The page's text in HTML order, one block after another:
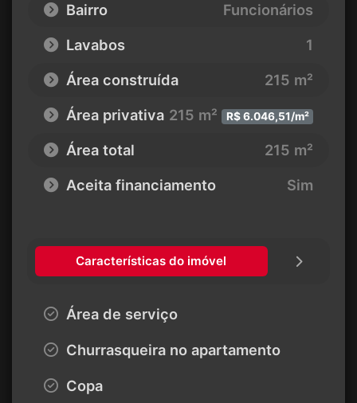
Bairro
Funcionários
Lavabos
1
Área construída
215 m²
Área privativa 215 m² R$ 6.046,51/m²
Área total
215 m²
Aceita financiamento
Sim
Características do imóvel
Área de serviço
Churrasqueira no apartamento
Copa